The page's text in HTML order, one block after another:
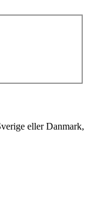
eller Danmark,